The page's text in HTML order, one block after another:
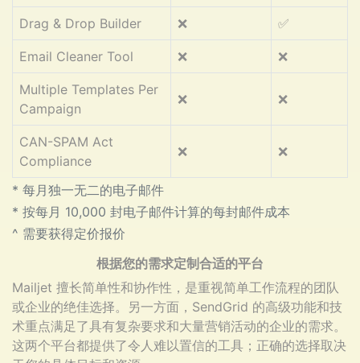
* 每月独一无二的电子邮件
* 按每月 10,000 封电子邮件计算的每封邮件成本
^ 需要获得定价报价
Drag & Drop Builder ❌ ✅
Email Cleaner Tool ❌ ❌
Multiple Templates Per
Campaign
❌ ❌
CAN-SPAM Act
Compliance
❌ ❌
根据您的需求定制合适的平台
Mailjet 擅长简单性和协作性，是重视简单工作流程的团队
或企业的绝佳选择。另一方面，SendGrid 的高级功能和技
术重点满足了具有复杂要求和大量营销活动的企业的需求。
这两个平台都提供了令人难以置信的工具；正确的选择取决